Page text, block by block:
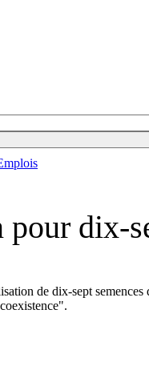
dix-
de dix-sept